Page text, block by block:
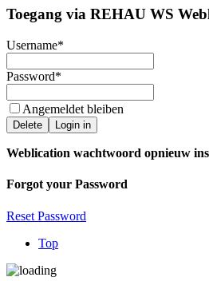
Toegang via REHAU WS
Username*
Password*
Angemeldet bleiben
Delete Login in
Weblication wachtwoord opnieuw
Forgot your Password
Reset Password
Top